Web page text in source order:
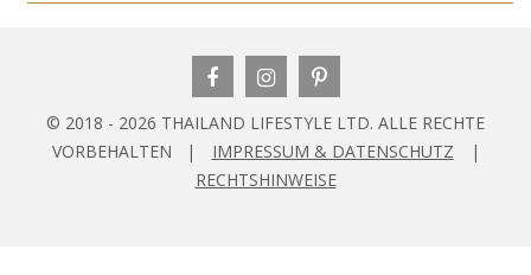
© 2018 - 2026 THAILAND LIFESTYLE LTD. ALLE RECHTE
VORBEHALTEN |
IMPRESSUM & DATENSCHUTZ
|
RECHTSHINWEISE